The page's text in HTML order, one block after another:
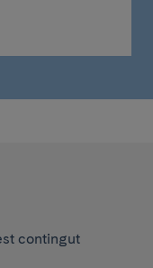
contingut